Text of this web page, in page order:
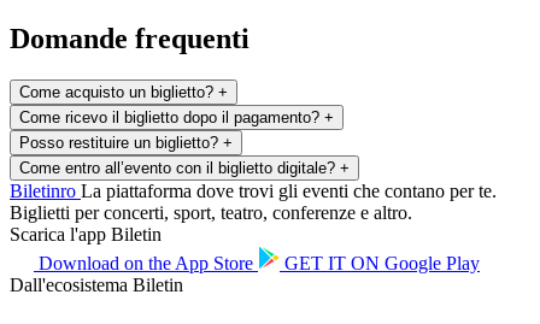
Domande frequenti
Come acquisto un biglietto? +
Come ricevo il biglietto dopo il pagamento? +
Posso restituire un biglietto? +
Come entro all’evento con il biglietto digitale? +
Biletinro La piattaforma dove trovi gli eventi che contano per te.
Biglietti per concerti, sport, teatro, conferenze e altro.
Scarica l'app Biletin
Download on the App Store GET IT ON Google Play
Dall'ecosistema Biletin